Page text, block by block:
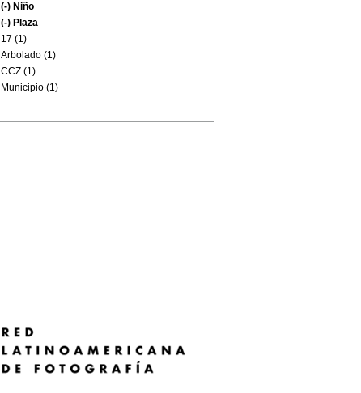
(-) Niño
(-) Plaza
17 (1)
Arbolado (1)
CCZ (1)
Municipio (1)